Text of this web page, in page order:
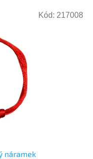
náramek
Kód: 217008